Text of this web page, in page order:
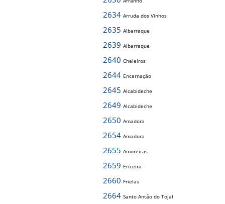
2634 Arruda dos Vinhos
2635 Albarraque
2639 Albarraque
2640 Cheleiros
2644 Encarnação
2645 Alcabideche
2649 Alcabideche
2650 Amadora
2654 Amadora
2655 Amoreiras
2659 Ericeira
2660 Frielas
2664 Santo Antão do Tojal